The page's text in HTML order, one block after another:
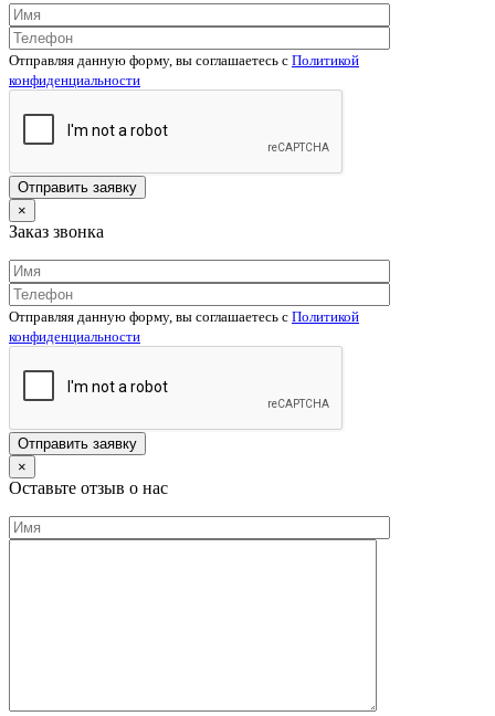
Отправляя данную форму, вы соглашаетесь c Политикой
конфиденциальности
×
Заказ звонка
Отправляя данную форму, вы соглашаетесь c Политикой
конфиденциальности
×
Оставьте отзыв о нас